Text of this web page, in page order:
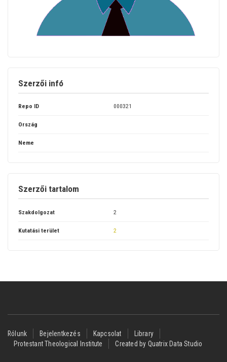
Szerzői infó
Repo ID 000321
Ország
Neme
Szerzői tartalom
Szakdolgozat 2
Kutatási terület 2
Footer
menu
Rólunk Bejelentkezés Kapcsolat
Library
Protestant Theological Institute
Created by Quatrix Data Studio